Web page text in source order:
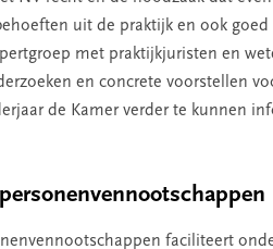
uit de praktijk en ook
met praktijkjuristen en
en concrete voorstellen
de Kamer verder te kunnen
faciliteert